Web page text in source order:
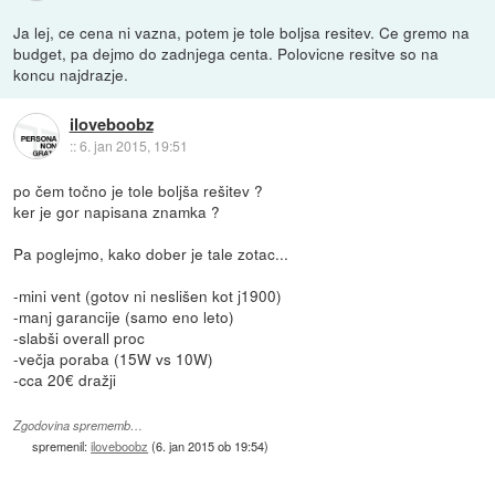
Ja lej, ce cena ni vazna, potem je tole boljsa resitev. Ce gremo na
budget, pa dejmo do zadnjega centa. Polovicne resitve so na
koncu najdrazje.
iloveboobz
::6. jan 2015, 19:51
po čem točno je tole boljša rešitev ?
ker je gor napisana znamka ?
Pa poglejmo, kako dober je tale zotac...
-mini vent (gotov ni neslišen kot j1900)
-manj garancije (samo eno leto)
-slabši overall proc
-večja poraba (15W vs 10W)
-cca 20€ dražji
Zgodovina sprememb…
spremenil:iloveboobz (6. jan 2015 ob 19:54)